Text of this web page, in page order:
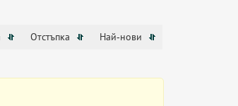
Отстъпка Най-нови